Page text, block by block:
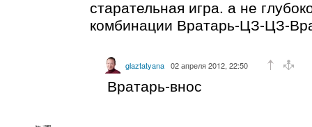
старательная игра. а не
комбинации Вратарь-ЦЗ-ЦЗ-
glaztatyana 02 апреля 2012, 22:50
Вратарь-внос